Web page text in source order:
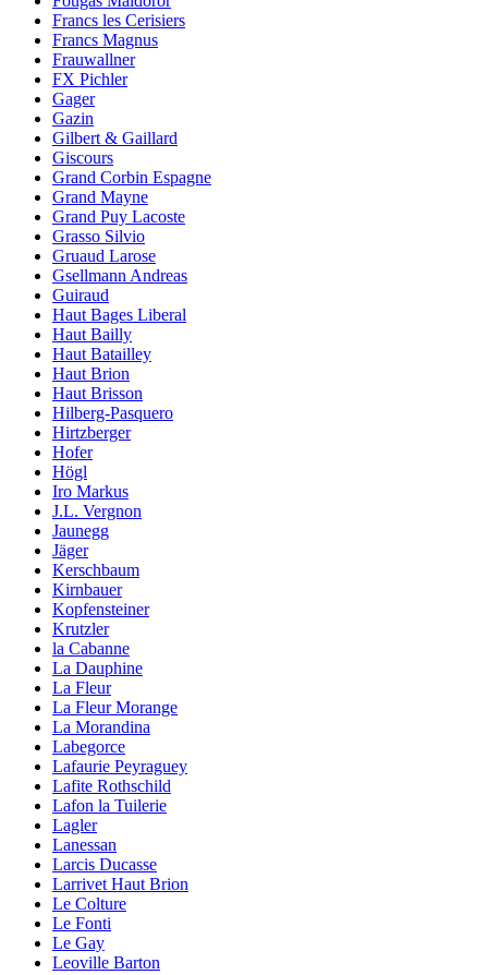
Francs les Cerisiers
Francs Magnus
Frauwallner
FX Pichler
Gager
Gazin
Gilbert & Gaillard
Giscours
Grand Corbin Espagne
Grand Mayne
Grand Puy Lacoste
Grasso Silvio
Gruaud Larose
Gsellmann Andreas
Guiraud
Haut Bages Liberal
Haut Bailly
Haut Batailley
Haut Brion
Haut Brisson
Hilberg-Pasquero
Hirtzberger
Hofer
Högl
Iro Markus
J.L. Vergnon
Jaunegg
Jäger
Kerschbaum
Kirnbauer
Kopfensteiner
Krutzler
la Cabanne
La Dauphine
La Fleur
La Fleur Morange
La Morandina
Labegorce
Lafaurie Peyraguey
Lafite Rothschild
Lafon la Tuilerie
Lagler
Lanessan
Larcis Ducasse
Larrivet Haut Brion
Le Colture
Le Fonti
Le Gay
Leoville Barton